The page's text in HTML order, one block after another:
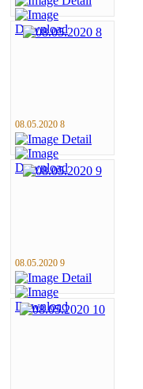
08.05.2020 8
08.05.2020 9